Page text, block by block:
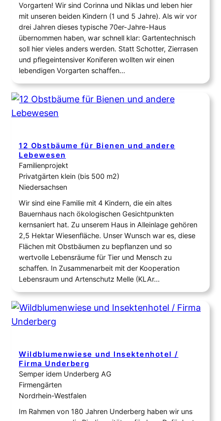
Vorgarten! Wir sind Corinna und Niklas und leben hier
mit unseren beiden Kindern (1 und 5 Jahre). Als wir vor
drei Jahren dieses typische 70er-Jahre-Haus
übernommen haben, war schnell klar: Gartentechnisch
soll hier vieles anders werden. Statt Schotter, Zierrasen
und pflegeintensiver Koniferen wollten wir einen
lebendigen Vorgarten schaffen…
12 Obstbäume für Bienen und andere
Lebewesen
Familienprojekt
Privatgärten klein (bis 500 m2)
Niedersachsen
Wir sind eine Familie mit 4 Kindern, die ein altes
Bauernhaus nach ökologischen Gesichtpunkten
kernsaniert hat. Zu unserem Haus in Alleinlage gehören
2,5 Hektar Wiesenfläche. Unser Wunsch war es, diese
Flächen mit Obstbäumen zu bepflanzen und so
wertvolle Lebensräume für Tier und Mensch zu
schaffen. In Zusammenarbeit mit der Kooperation
Lebensraum und Artenschutz Melle (KLAr…
Wildblumenwiese und Insektenhotel /
Firma Underberg
Semper idem Underberg AG
Firmengärten
Nordrhein-Westfalen
Im Rahmen von 180 Jahren Underberg haben wir uns